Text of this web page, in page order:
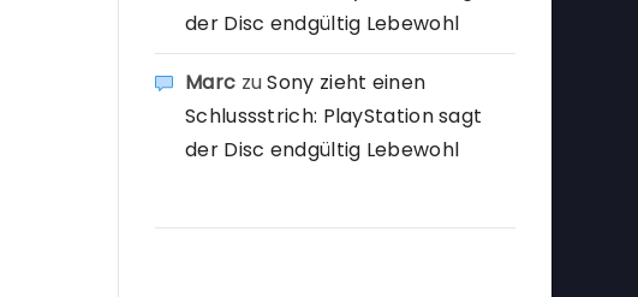
der Disc endgültig Lebewohl
Marc zuSony zieht einen
Schlussstrich: PlayStation sagt
der Disc endgültig Lebewohl